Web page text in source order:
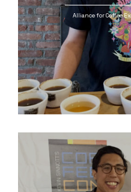
Alliance for Coffee